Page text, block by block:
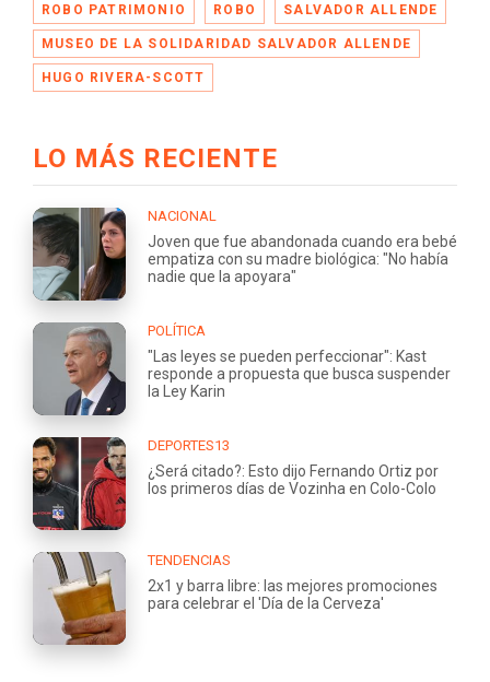
ROBO PATRIMONIO ROBO SALVADOR ALLENDE
MUSEO DE LA SOLIDARIDAD SALVADOR ALLENDE
HUGO RIVERA-SCOTT
LO MÁS RECIENTE
NACIONAL
Joven que fue abandonada cuando era bebé
empatiza con su madre biológica: "No había
nadie que la apoyara"
POLÍTICA
"Las leyes se pueden perfeccionar": Kast
responde a propuesta que busca suspender
la Ley Karin
DEPORTES13
¿Será citado?: Esto dijo Fernando Ortiz por
los primeros días de Vozinha en Colo-Colo
TENDENCIAS
2x1 y barra libre: las mejores promociones
para celebrar el 'Día de la Cerveza'